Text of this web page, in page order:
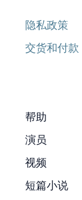
隐私政策
交货和付款
帮助
演员
视频
短篇小说